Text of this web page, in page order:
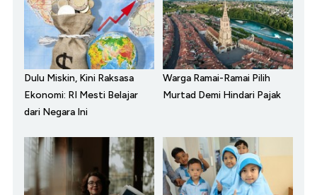
Dulu Miskin, Kini Raksasa
Ekonomi: RI Mesti Belajar
dari Negara Ini
Warga Ramai-Ramai Pilih
Murtad Demi Hindari Pajak